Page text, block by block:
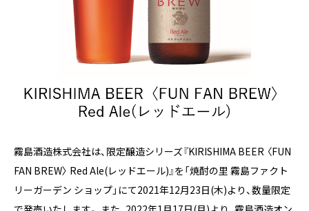
霧島酒造株式会社は、限定醸造シリーズ『KIRISHIMA BEER 〈FUN
FAN BREW〉 Red Ale(レッドエール)』を「焼酎の里 霧島ファクト
リーガーデン ショップ」にて2021年12月23日(木)より、数量限定